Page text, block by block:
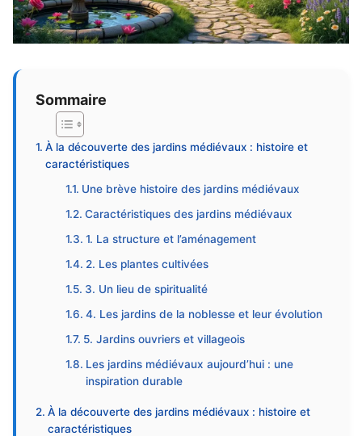
Sommaire
À la découverte des jardins médiévaux : histoire et
caractéristiques
Une brève histoire des jardins médiévaux
Caractéristiques des jardins médiévaux
1. La structure et l’aménagement
2. Les plantes cultivées
3. Un lieu de spiritualité
4. Les jardins de la noblesse et leur évolution
5. Jardins ouvriers et villageois
Les jardins médiévaux aujourd’hui : une
inspiration durable
À la découverte des jardins médiévaux : histoire et
caractéristiques